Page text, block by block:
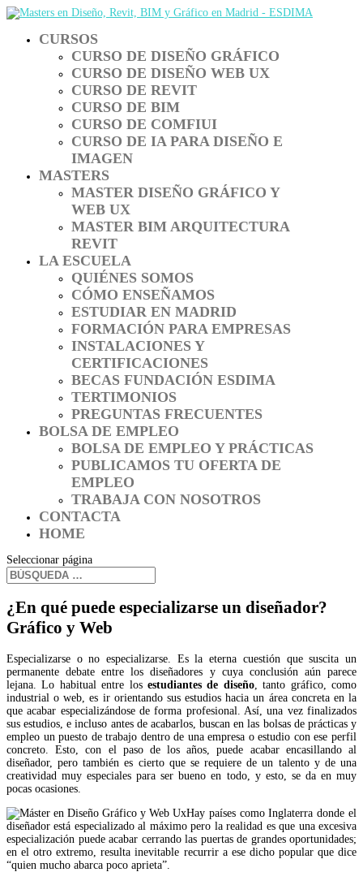
CURSOS
CURSO DE DISEÑO GRÁFICO
CURSO DE DISEÑO WEB UX
CURSO DE REVIT
CURSO DE BIM
CURSO DE COMFIUI
CURSO DE IA PARA DISEÑO E
IMAGEN
MASTERS
MASTER DISEÑO GRÁFICO Y
WEB UX
MASTER BIM ARQUITECTURA
REVIT
LA ESCUELA
QUIÉNES SOMOS
CÓMO ENSEÑAMOS
ESTUDIAR EN MADRID
FORMACIÓN PARA EMPRESAS
INSTALACIONES Y
CERTIFICACIONES
BECAS FUNDACIÓN ESDIMA
TERTIMONIOS
PREGUNTAS FRECUENTES
BOLSA DE EMPLEO
BOLSA DE EMPLEO Y PRÁCTICAS
PUBLICAMOS TU OFERTA DE
EMPLEO
TRABAJA CON NOSOTROS
CONTACTA
HOME
Seleccionar página
¿En qué puede especializarse un diseñador?
Gráfico y Web
Especializarse o no especializarse. Es la eterna cuestión que suscita un
permanente debate entre los diseñadores y cuya conclusión aún parece
lejana. Lo habitual entre los estudiantes de diseño, tanto gráfico, como
industrial o web, es ir orientando sus estudios hacia un área concreta en la
que acabar especializándose de forma profesional. Así, una vez finalizados
sus estudios, e incluso antes de acabarlos, buscan en las bolsas de prácticas y
empleo un puesto de trabajo dentro de una empresa o estudio con ese perfil
concreto. Esto, con el paso de los años, puede acabar encasillando al
diseñador, pero también es cierto que se requiere de un talento y de una
creatividad muy especiales para ser bueno en todo, y esto, se da en muy
pocas ocasiones.
Hay países como Inglaterra donde el
diseñador está especializado al máximo pero la realidad es que una excesiva
especialización puede acabar cerrando las puertas de grandes oportunidades;
en el otro extremo, resulta inevitable recurrir a ese dicho popular que dice
“quien mucho abarca poco aprieta”.